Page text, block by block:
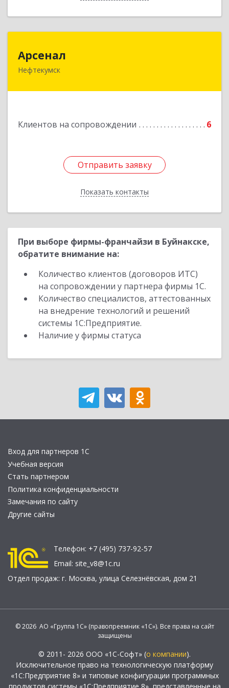
Арсенал
Нефтекумск
Клиентов на сопровождении 6
Отправить заявку
Показать контакты
Отправить заявку
Назад
При выборе фирмы-франчайзи в Буйнакске,
обратите внимание на:
Количество клиентов (договоров ИТС)
на сопровождении у партнера фирмы 1С.
Количество специалистов, аттестованных
на внедрение технологий и решений
системы 1С:Предприятие.
Наличие у фирмы статуса
Вход для партнеров 1С
Учебная версия
Стать партнером
Политика конфиденциальности
Замечания по сайту
Другие сайты
Телефон: +7 (495) 737-92-57
Email: site_v8@1c.ru
Отдел продаж: г. Москва, улица Селезнёвская, дом 21
© 2026 АО «Группа 1С» (правопреемник «1С»). Все права на сайт
защищены
© 2011- 2026 ООО «1С-Софт» (о компании).
Исключительное право на технологическую платформу
«1С:Предприятие 8» и типовые конфигурации программных